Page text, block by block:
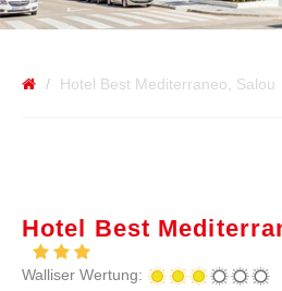
Hotel Best Mediterraneo, Salou
Hotel Best
Walliser Wertung: